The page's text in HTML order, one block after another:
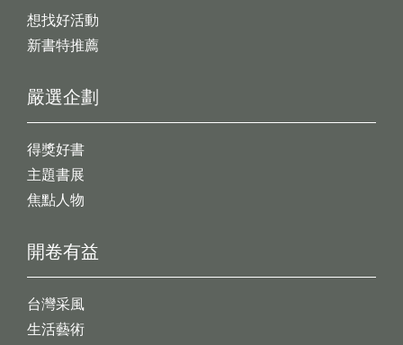
想找好活動
新書特推薦
開卷有益
台灣采風
生活藝術
嚴選企劃
得獎好書
主題書展
焦點人物